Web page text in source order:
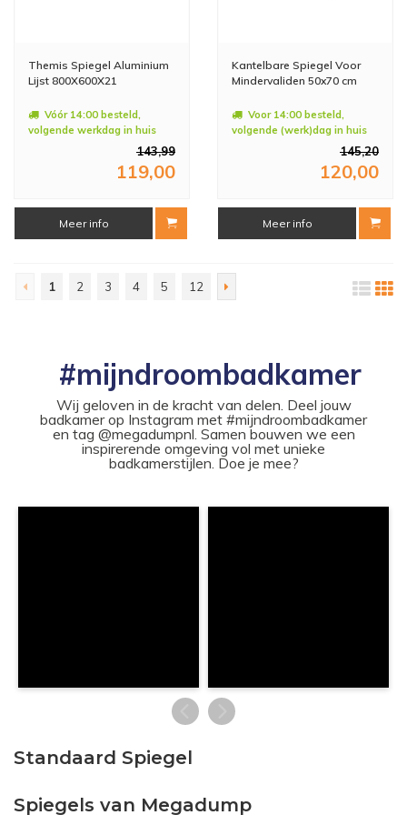
Themis Spiegel Aluminium
Lijst 800X600X21
Vóór 14:00 besteld,
volgende werkdag in huis
143,99
119,00
Meer info
Kantelbare Spiegel Voor
Mindervaliden 50x70 cm
Voor 14:00 besteld,
volgende (werk)dag in huis
145,20
120,00
Meer info
1 2 3 4 5 12
#mijndroombadkamer
Wij geloven in de kracht van delen. Deel jouw
badkamer op Instagram met #mijndroombadkamer
en tag @megadumpnl. Samen bouwen we een
inspirerende omgeving vol met unieke
badkamerstijlen. Doe je mee?
Standaard Spiegel
Spiegels van Megadump